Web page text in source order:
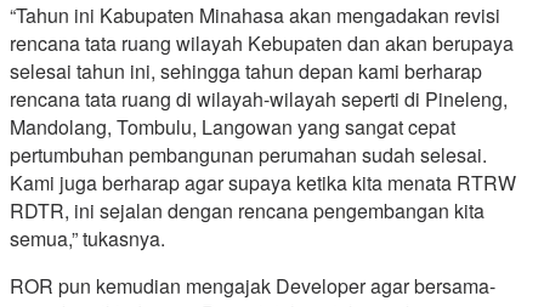
“Tahun ini Kabupaten Minahasa akan mengadakan revisi
rencana tata ruang wilayah Kebupaten dan akan berupaya
selesai tahun ini, sehingga tahun depan kami berharap
rencana tata ruang di wilayah-wilayah seperti di Pineleng,
Mandolang, Tombulu, Langowan yang sangat cepat
pertumbuhan pembangunan perumahan sudah selesai.
Kami juga berharap agar supaya ketika kita menata RTRW
RDTR, ini sejalan dengan rencana pengembangan kita
semua,” tukasnya.
ROR pun kemudian mengajak Developer agar bersama-